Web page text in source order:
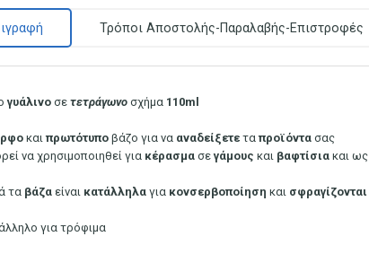
Τρόποι Αποστολής-Παραλαβής-Επιστροφές
γυάλινο σε τετράγωνο σχήμα 110ml
καιπρωτότυπο βάζο για να αναδείξετε ταπροϊόντα σας
να χρησιμοποιηθεί για κέρασμα σεγάμους και βαφτίσια και ως
τα βάζα είναι κατάλληλα για κονσερβοποίηση και σφραγίζονται
για τρόφιμα